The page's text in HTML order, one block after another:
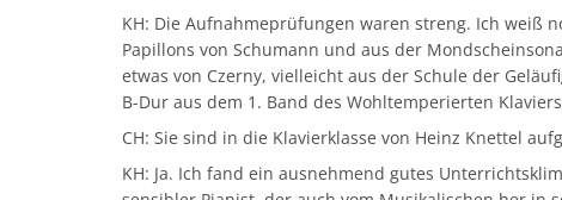
KH: Die Aufnahmeprüfungen waren streng. Ich weiß
Papillons von Schumann und aus der
etwas von Czerny, vielleicht aus der Schule der
B-Dur aus dem 1. Band des Wohltemperierten
CH: Sie sind in die Klavierklasse von Heinz Knettel
KH: Ja. Ich fand ein ausnehmend gutes